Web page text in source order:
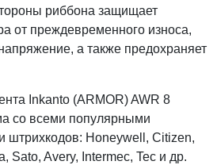
риббона защищает
от преждевременного износа,
а также предохраняет
Inkanto (ARMOR) AWR 8
со всеми популярными
штрихкодов: Honeywell, Citizen,
Sato, Avery, Intermec, Tec и др.